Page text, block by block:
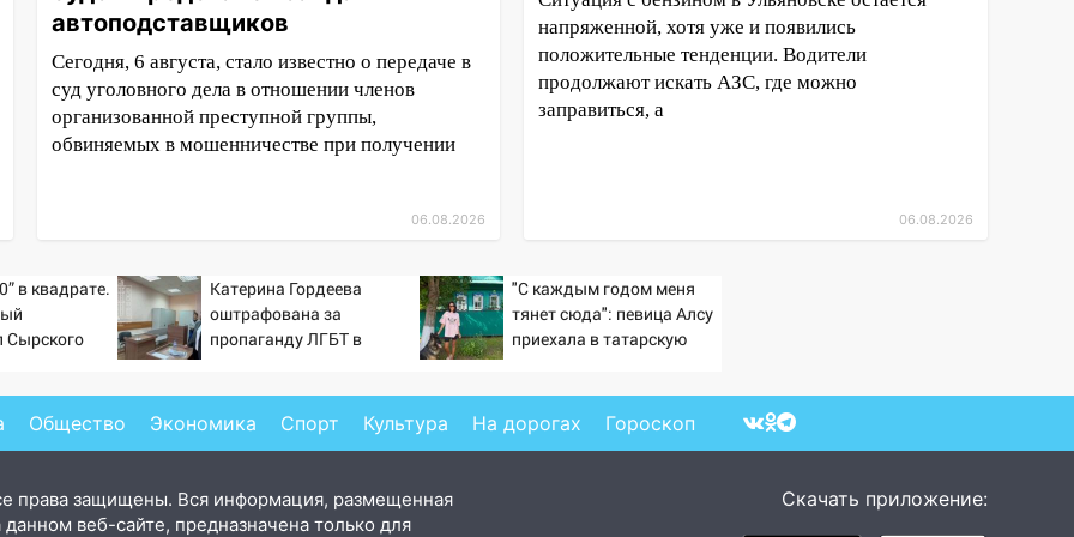
автоподставщиков
Сегодня, 6 августа, стало известно о передаче в
суд уголовного дела в отношении членов
организованной преступной группы,
обвиняемых в мошенничестве при получении
06.08.2026
напряженной, хотя уже и появились
положительные тенденции. Водители
продолжают искать АЗС, где можно
заправиться, а
06.08.2026
в квадрате.
Сырского
Катерина Гордеева
оштрафована за
пропаганду ЛГБТ в
"С каждым годом меня
тянет сюда": певица Алсу
приехала в татарскую
Новости
Общество Экономика Спорт Культура На дорогах Гороскоп
права защищены. Вся информация, размещенная
данном веб-сайте, предназначена только для
Скачать приложение: